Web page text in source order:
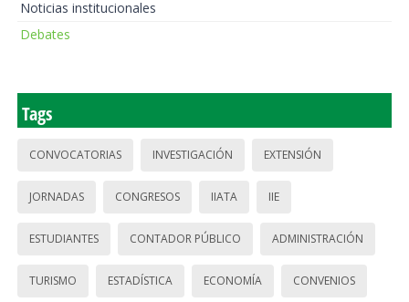
Noticias institucionales
Debates
Tags
CONVOCATORIAS INVESTIGACIÓN EXTENSIÓN
JORNADAS CONGRESOS IIATA IIE
ESTUDIANTES CONTADOR PÚBLICO ADMINISTRACIÓN
TURISMO ESTADÍSTICA ECONOMÍA CONVENIOS